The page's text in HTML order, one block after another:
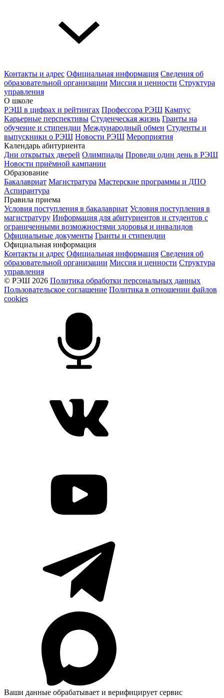
Контакты и адрес Официальная информация Сведения об
образовательной организации Миссия и ценности Структура
управления
О школе
РЭШ в цифрах и рейтингах Профессора РЭШ Кампус
Карьерные перспективы Студенческая жизнь Гранты на
обучение и стипендии Международный обмен Студенты и
выпускники о РЭШ Новости РЭШ Мероприятия
Календарь абитуриента
Дни открытых дверей Олимпиады Проведи один день в РЭШ
Новости приёмной кампании
Образование
Бакалавриат Магистратура Мастерские программы и ДПО
Аспирантура
Правила приема
Условия поступления в бакалавриат Условия поступления в
магистратуру Информация для абитуриентов и студентов с
ограниченными возможностями здоровья и инвалидов
Официальные документы Гранты и стипендии
Официальная информация
Контакты и адрес Официальная информация Сведения об
образовательной организации Миссия и ценности Структура
управления
© РЭШ 2026 Политика обработки персональных данных
Пользовательское соглашение Политика в отношении файлов
cookies
Ваши данные обрабатывает и верифицирует сервис